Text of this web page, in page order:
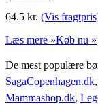
64.5 kr. (Vis
Læs mere »Køb nu »
De mest populære
SagaCopenhagen.dk,
Mammashop.dk,